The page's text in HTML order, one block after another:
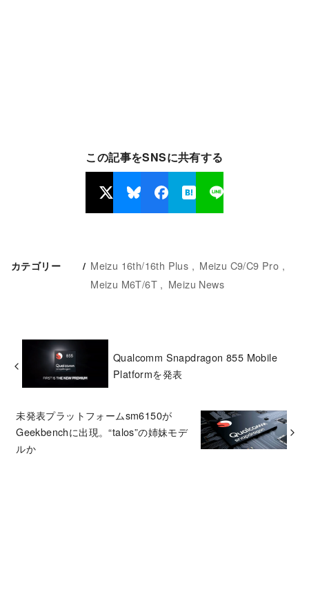
この記事をSNSに共有する
カテゴリー Meizu 16th/16th Plus
Meizu C9/C9 Pro
Meizu M6T/6T
Meizu News
Qualcomm Snapdragon 855 Mobile
Platformを発表
未発表プラットフォームsm6150が
Geekbenchに出現。“talos”の姉妹モデ
ルか